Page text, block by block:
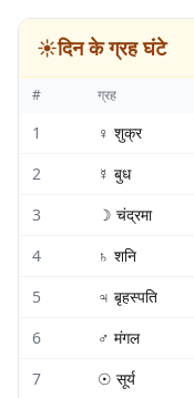
☀️दिन के ग्रह घंटे
# ग्रह
1 ♀ शुक्र
2
☿ बुध
3
☽ चंद्रमा
4
♄ शनि
5
♃ बृहस्पति
6
♂ मंगल
7
☉ सूर्य